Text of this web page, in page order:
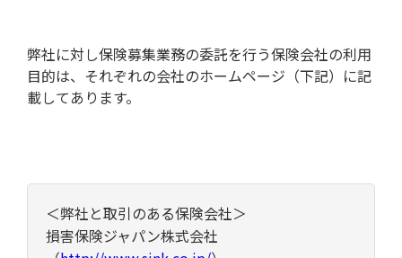
弊社に対し保険募集業務の委託を行う保険会社の利用
目的は、それぞれの会社のホームページ（下記）に記
載してあります。
＜弊社と取引のある保険会社＞
損害保険ジャパン株式会社